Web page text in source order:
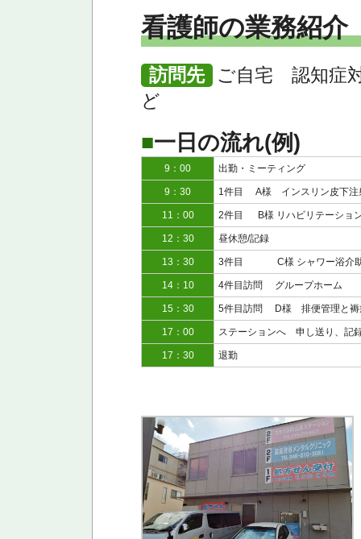
看護師の業務紹介
訪問先
ご自宅 認知症
ど
■一日の流れ(例)
9：00 出勤・ミーティング
9：30 1件目 A様 インスリン皮下注
11：00 2件目 B様 リハビリテーショ
12：30 昼休憩/記録
13：30 3件目 C様 シャワー浴介助
14：10 4件目訪問 グループホーム
15：30 5件目訪問 D様 排便管理と褥
17：00 ステーションへ 申し送り、記
17：30 退勤